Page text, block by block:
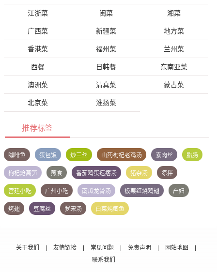
江浙菜 闽菜 湘菜
广西菜 新疆菜 地方菜
香港菜 福州菜 兰州菜
西餐 日韩餐 东南亚菜
澳洲菜 清真菜 蒙古菜
北京菜 淮扬菜
推荐标签
咖啡鱼 蛋包饭 炒三丝 山药枸杞老鸡汤 素肉丝 腊肠
枸杞炝莴笋 煎食 番茄鸡蛋疙瘩汤 猪杂汤 凉拌
宫廷小吃 广州小吃 南瓜龙骨汤 板栗红烧鸡翅 产妇
烤翅 豆腐丝 罗宋汤 白菜炖鲫鱼
关于我们 友情链接 常见问题 免责声明 网站地图
联系我们